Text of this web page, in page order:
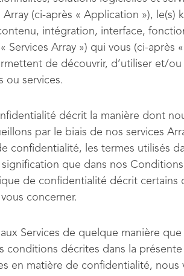
(ci-après « Application »),
intégration, interface,
Services Array ») qui vous (ci-après
de découvrir, d’utiliser et/
ou services.
décrit la manière dont
par le biais de nos services
confidentialité, les termes utilisés
que dans nos
de confidentialité décrit certains
concerner.
Services de quelque manière
conditions décrites dans la
en matière de confidentialité, nous